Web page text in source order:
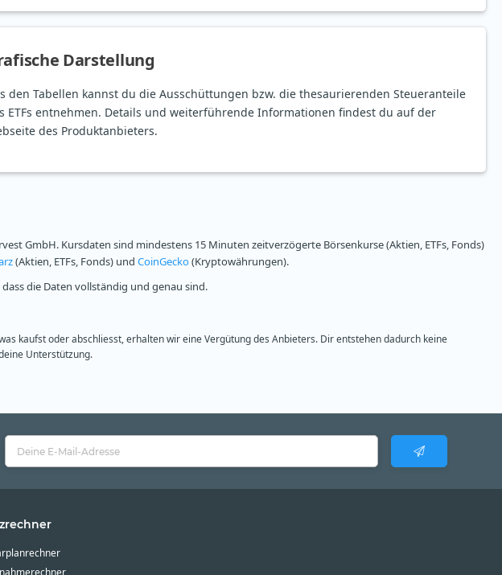
Darstellung
den Tabellen kannst du die Ausschüttungen bzw. die thesaurierenden Steueranteile
ETFs entnehmen. Details und weiterführende Informationen findest du auf der
des Produktanbieters.
GmbH. Kursdaten sind mindestens 15 Minuten zeitverzögerte Börsenkurse (Aktien, ETFs, Fonds)
(Aktien, ETFs, Fonds) und CoinGecko(Kryptowährungen).
die Daten vollständig und genau sind.
kaufst oder abschliesst, erhalten wir eine Vergütung des Anbieters. Dir entstehen dadurch keine
Unterstützung.